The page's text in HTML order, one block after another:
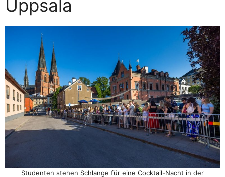
Uppsala
Studenten stehen Schlange für eine Cocktail-Nacht in der